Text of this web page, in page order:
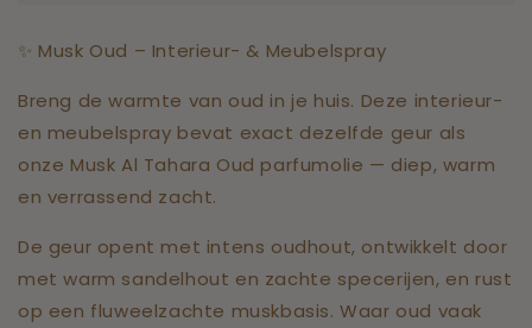
✨ Musk Oud – Interieur- & Meubelspray
Breng de warmte van oud in je huis. Deze interieur-
en meubelspray bevat exact dezelfde geur als
onze Musk Al Tahara Oud parfumolie — diep, warm
en verrassend zacht.
De geur opent met intens oudhout, ontwikkelt door
met warm sandelhout en zachte specerijen, en rust
op een fluweelzachte muskbasis. Waar oud vaak